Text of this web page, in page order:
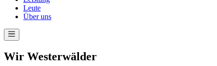
Leute
Über uns
Wir Westerwälder